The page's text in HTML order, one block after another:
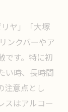
ヤ」「大塚
ンクバーやア
です。特に初
い時、長時間
注意点とし
スはアルコー